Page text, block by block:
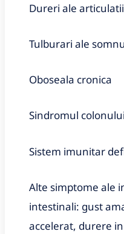
Dureri ale
Tulburari ale
Oboseala cronica
Sindromul
Sistem imunitar
Alte simptome ale
intestinali: gust
accelerat, durere